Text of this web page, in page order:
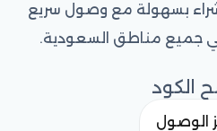
الشراء بسهولة مع وصول سريع
جميع مناطق السعودية.
الكود